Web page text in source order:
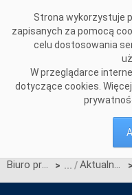
Strona wykorzystuje
zapisanych za pomocą
celu dostosowania
W przeglądarce
dotyczące cookies.
Biuro prasowe > Aktualności >